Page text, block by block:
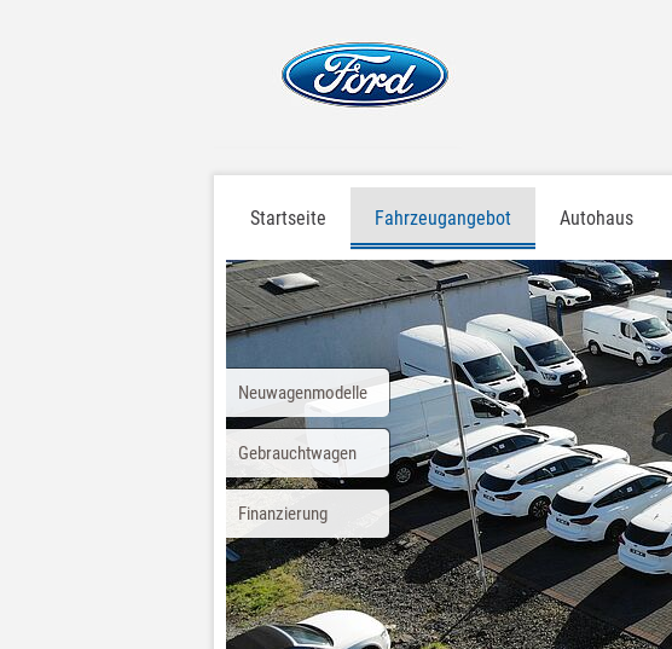
Startseite Fahrzeugangebot Autohaus
Neuwagenmodelle
Gebrauchtwagen
Finanzierung